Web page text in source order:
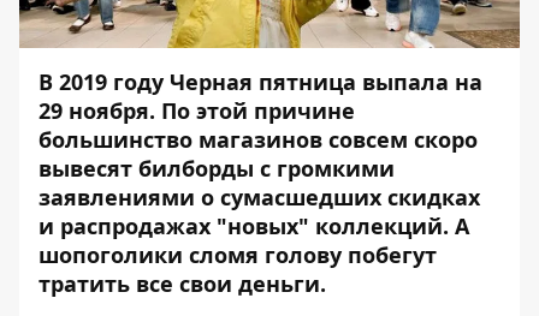
В 2019 году Черная пятница выпала на
29 ноября. По этой причине
большинство магазинов совсем скоро
вывесят билборды с громкими
заявлениями о сумасшедших скидках
и распродажах "новых" коллекций. А
шопоголики сломя голову побегут
тратить все свои деньги.